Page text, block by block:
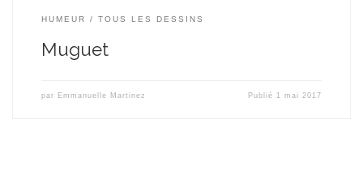
HUMEUR TOUS LES DESSINS
Muguet
par Emmanuelle Martinez Publié 1 mai 2017